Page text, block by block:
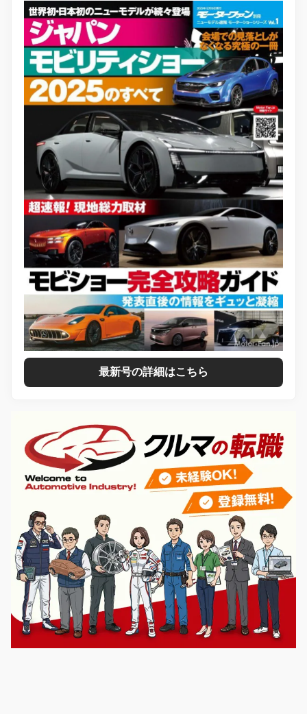
最新号の詳細はこちら